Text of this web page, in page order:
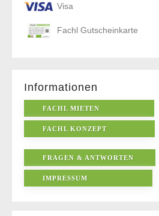
Visa
Fachl Gutscheinkarte
Informationen
FACHL MIETEN
FACHL KONZEPT
FRAGEN & ANTWORTEN
IMPRESSUM